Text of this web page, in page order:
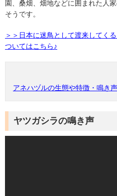
園、桑畑、畑地などに囲まれた人
そうです。
＞＞日本に迷鳥として渡来してく
ついてはこちら♪
アネハヅルの生態や特徴・鳴き
ヤツガシラの鳴き声